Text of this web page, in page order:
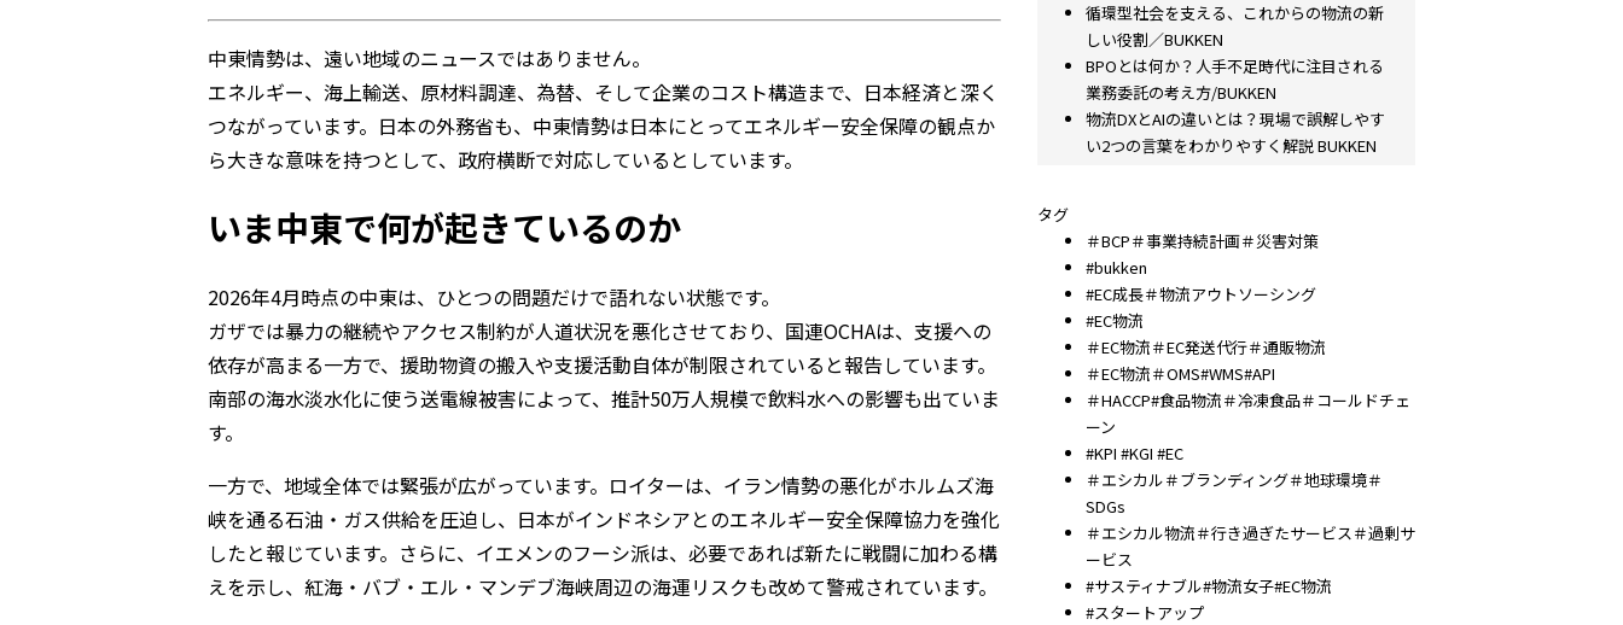
中東情勢は、遠い地域のニュースではありません。
エネルギー、海上輸送、原材料調達、為替、そして企業のコスト構造まで、日本経済と深く
つながっています。日本の外務省も、中東情勢は日本にとってエネルギー安全保障の観点か
ら大きな意味を持つとして、政府横断で対応しているとしています。
いま中東で何が起きているのか
2026年4月時点の中東は、ひとつの問題だけで語れない状態です。
ガザでは暴力の継続やアクセス制約が人道状況を悪化させており、国連OCHAは、支援への
依存が高まる一方で、援助物資の搬入や支援活動自体が制限されていると報告しています。
南部の海水淡水化に使う送電線被害によって、推計50万人規模で飲料水への影響も出ていま
す。
一方で、地域全体では緊張が広がっています。ロイターは、イラン情勢の悪化がホルムズ海
峡を通る石油・ガス供給を圧迫し、日本がインドネシアとのエネルギー安全保障協力を強化
したと報じています。さらに、イエメンのフーシ派は、必要であれば新たに戦闘に加わる構
えを示し、紅海・バブ・エル・マンデブ海峡周辺の海運リスクも改めて警戒されています。
循環型社会を支える、これからの物流の新
しい役割／BUKKEN
BPOとは何か？人手不足時代に注目される
業務委託の考え方/BUKKEN
物流DXとAIの違いとは？現場で誤解しやす
い2つの言葉をわかりやすく解説 BUKKEN
タグ
＃BCP＃事業持続計画＃災害対策
#bukken
#EC成長＃物流アウトソーシング
#EC物流
＃EC物流＃EC発送代行＃通販物流
＃EC物流＃OMS#WMS#API
＃HACCP#食品物流＃冷凍食品＃コールドチェ
ーン
#KPI #KGI #EC
＃エシカル＃ブランディング＃地球環境＃
SDGs
＃エシカル物流＃行き過ぎたサービス＃過剰サ
ービス
#サスティナブル#物流女子#EC物流
#スタートアップ